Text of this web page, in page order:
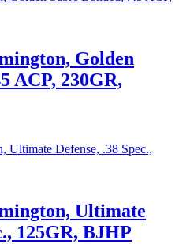
Golden
ACP, 230GR,
Ultimate
125GR, BJHP